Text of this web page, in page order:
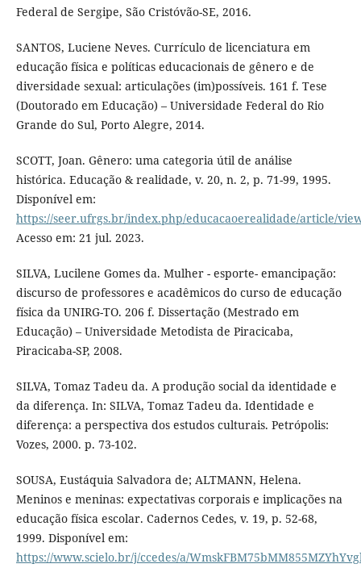
Federal de Sergipe, São Cristóvão-SE, 2016.
SANTOS, Luciene Neves. Currículo de licenciatura em
educação física e políticas educacionais de gênero e de
diversidade sexual: articulações (im)possíveis. 161 f. Tese
(Doutorado em Educação) – Universidade Federal do Rio
Grande do Sul, Porto Alegre, 2014.
SCOTT, Joan. Gênero: uma categoria útil de análise
histórica. Educação & realidade, v. 20, n. 2, p. 71-99, 1995.
Disponível em:
https://seer.ufrgs.br/index.php/educacaoerealidade/article/
Acesso em: 21 jul. 2023.
SILVA, Lucilene Gomes da. Mulher - esporte- emancipação:
discurso de professores e acadêmicos do curso de educação
física da UNIRG-TO. 206 f. Dissertação (Mestrado em
Educação) – Universidade Metodista de Piracicaba,
Piracicaba-SP, 2008.
SILVA, Tomaz Tadeu da. A produção social da identidade e
da diferença. In: SILVA, Tomaz Tadeu da. Identidade e
diferença: a perspectiva dos estudos culturais. Petrópolis:
Vozes, 2000. p. 73-102.
SOUSA, Eustáquia Salvadora de; ALTMANN, Helena.
Meninos e meninas: expectativas corporais e implicações na
educação física escolar. Cadernos Cedes, v. 19, p. 52-68,
1999. Disponível em:
https://www.scielo.br/j/ccedes/a/